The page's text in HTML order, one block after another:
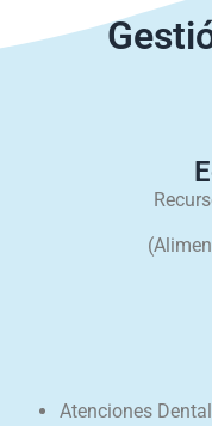
Atenciones